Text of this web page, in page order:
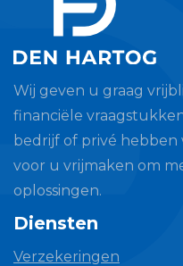
Wij geven u graag
financiële
bedrijf of privé hebben
voor u vrijmaken om
oplossingen.
Diensten
Verzekeringen